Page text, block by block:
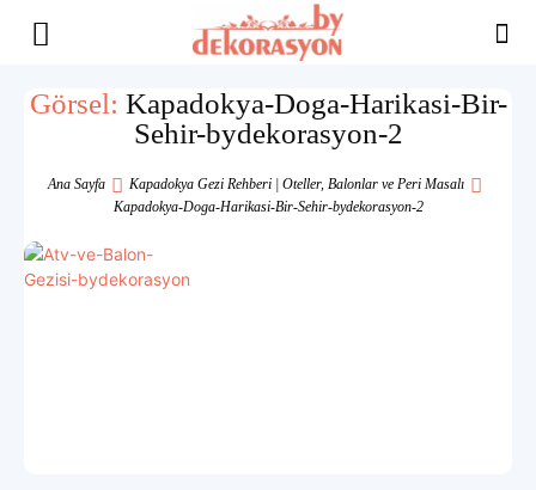
Yaşam
İlham
Görsel: Kapadokya-Doga-Harikasi-Bir-
Sehir-bydekorasyon-2
Ana Sayfa
Kapadokya Gezi Rehberi | Oteller, Balonlar ve Peri Masalı
Kapadokya-Doga-Harikasi-Bir-Sehir-bydekorasyon-2